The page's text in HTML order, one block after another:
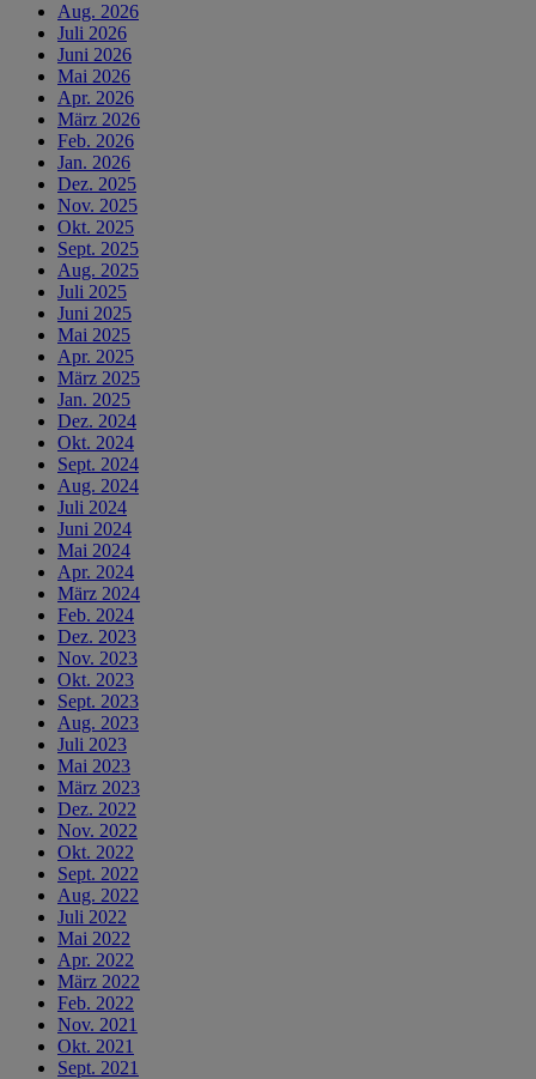
Aug. 2026
Juli 2026
Juni 2026
Mai 2026
Apr. 2026
März 2026
Feb. 2026
Jan. 2026
Dez. 2025
Nov. 2025
Okt. 2025
Sept. 2025
Aug. 2025
Juli 2025
Juni 2025
Mai 2025
Apr. 2025
März 2025
Jan. 2025
Dez. 2024
Okt. 2024
Sept. 2024
Aug. 2024
Juli 2024
Juni 2024
Mai 2024
Apr. 2024
März 2024
Feb. 2024
Dez. 2023
Nov. 2023
Okt. 2023
Sept. 2023
Aug. 2023
Juli 2023
Mai 2023
März 2023
Dez. 2022
Nov. 2022
Okt. 2022
Sept. 2022
Aug. 2022
Juli 2022
Mai 2022
Apr. 2022
März 2022
Feb. 2022
Nov. 2021
Okt. 2021
Sept. 2021